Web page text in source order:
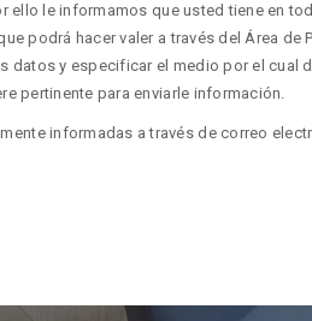
le informamos que usted tiene en
podrá hacer valer a través del Área de
datos y especificar el medio por el cual
pertinente para enviarle información.
informadas a través de correo